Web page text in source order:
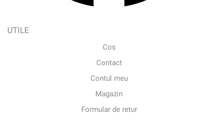
UTILE
Cos
Contact
Contul meu
Magazin
Formular de retur